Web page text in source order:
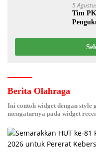
5
Tim
Berita Olahraga
Ini contoh widget dengan
mengaturnya pada widget